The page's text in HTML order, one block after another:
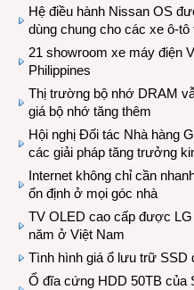
Hệ điều hành Nissan OS
dùng chung cho các xe ô-
21 showroom xe máy điện
Philippines
Thị trường bộ nhớ DRAM
giá bộ nhớ tăng thêm
Hội nghị Đối tác Nhà hàng
các giải pháp tăng trưởng
Internet không chỉ cần
ổn định ở mọi góc nhà
TV OLED cao cấp được LG
năm ở Việt Nam
Tình hình giá ổ lưu trữ SSD
Ổ đĩa cứng HDD 50TB của